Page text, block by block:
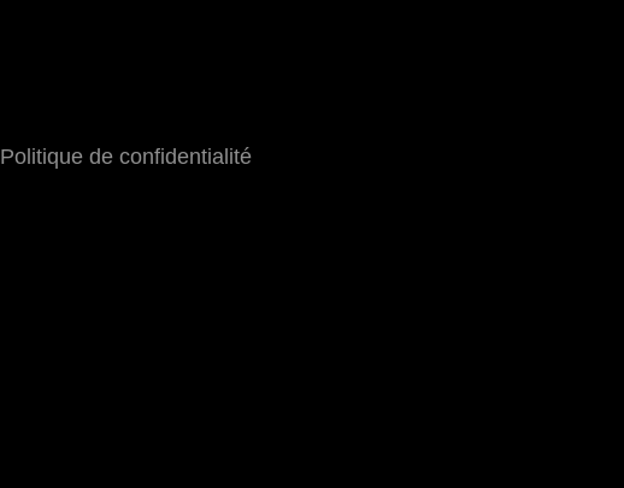
Politique de confidentialité